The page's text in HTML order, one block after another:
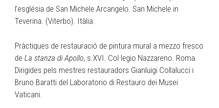
l’església de San Michele Arcangelo. San Michele in
Teverina. (Viterbo). Itàlia.
Pràctiques de restauració de pintura mural a mezzo fresco
de La stanza di Apollo, s.XVI. Col·legio Nazzareno. Roma.
Dirigides pels mestres restauradors Gianluigi Collalucci i
Bruno Baratti del Laboratorio di Restauro dei Musei
Vaticani.